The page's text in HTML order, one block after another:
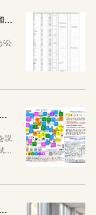
選考基準で何がわかるのか？2027年度(令和９年度)神奈川県公立高校選考基準が公表されたので見方から説明します！
公
の受験の基本や公立高校入試の仕組みをシンプルに説明してみた
説
…
６月からは高校の説明会や文化祭が増えることを知っておきましょう